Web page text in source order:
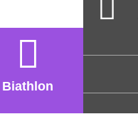
Biathlon